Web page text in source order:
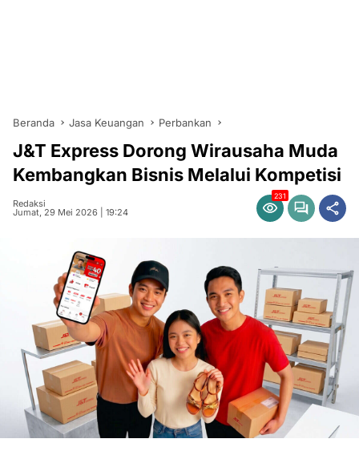
Beranda Jasa Keuangan Perbankan
J&T Express Dorong Wirausaha Muda
Kembangkan Bisnis Melalui Kompetisi
Redaksi
Jumat, 29 Mei 2026 | 19:24
231